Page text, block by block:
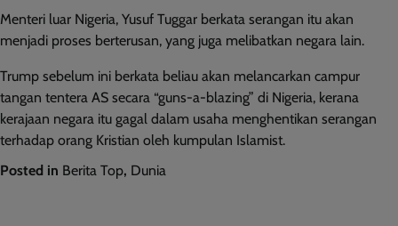
Menteri luar Nigeria, Yusuf Tuggar berkata serangan itu akan
menjadi proses berterusan, yang juga melibatkan negara lain.
Trump sebelum ini berkata beliau akan melancarkan campur
tangan tentera AS secara “guns-a-blazing” di Nigeria, kerana
kerajaan negara itu gagal dalam usaha menghentikan serangan
terhadap orang Kristian oleh kumpulan Islamist.
Posted in Berita Top, Dunia